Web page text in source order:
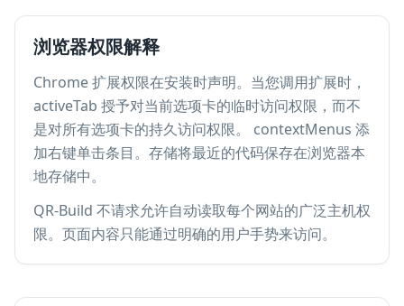
浏览器权限解释
Chrome 扩展权限在安装时声明。当您调用扩展时，
activeTab 授予对当前选项卡的临时访问权限，而不
是对所有选项卡的持久访问权限。 contextMenus 添
加右键单击条目。存储将最近的代码保存在浏览器本
地存储中。
QR-Build 不请求允许自动读取每个网站的广泛主机权
限。页面内容只能通过明确的用户手势来访问。